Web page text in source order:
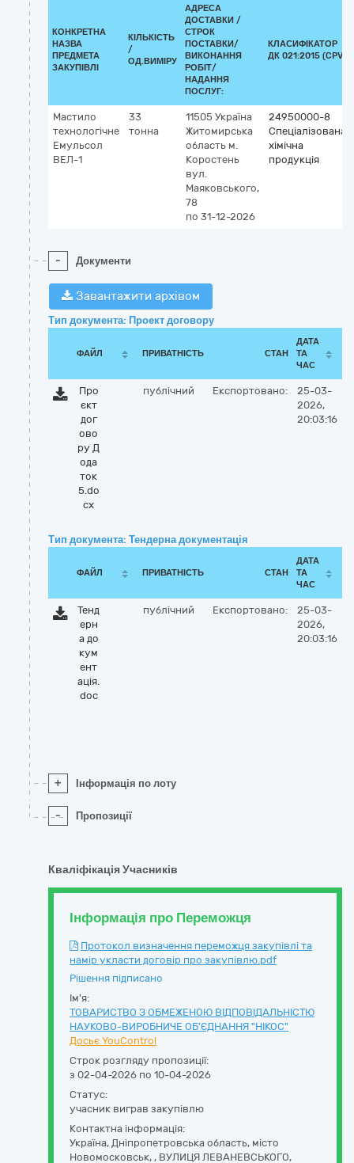
КОНКРЕТНА
НАЗВА
ПРЕДМЕТА
ЗАКУПІВЛІ
КІЛЬКІСТЬ
/
ОД.ВИМІРУ
АДРЕСА
ДОСТАВКИ /
СТРОК
ПОСТАВКИ/
ВИКОНАННЯ
РОБІТ/
НАДАННЯ
ПОСЛУГ:
КЛАСИФІКАТОР
ДК 021:2015 (CPV)
Мастило
технологічне
Емульсол
ВЕЛ-1
33
тонна
11505 Україна
Житомирська
область м.
Коростень
вул.
Маяковського,
78
по 31-12-2026
24950000-8
Спеціалізована
хімічна
продукція
- Документи
Завантажити архівом
Тип документа: Проект договору
ФАЙЛ ПРИВАТНІСТЬ СТАН
ДАТА
ТА
ЧАС
Про
єкт
дог
ово
ру Д
ода
ток
5.do
cx
публічний Експортовано:
25-03-
2026,
20:03:16
Тип документа: Тендерна документація
ФАЙЛ ПРИВАТНІСТЬ СТАН
ДАТА
ТА
ЧАС
Тенд
ерн
а до
кум
ент
ація.
doc
публічний Експортовано:
25-03-
2026,
20:03:16
+ Інформація по лоту
- Пропозиції
Кваліфікація Учасників
Інформація про Переможця
Протокол визначення переможця закупівлі та
намір укласти договір про закупівлю.pdf
Рішення підписано
Ім'я:
ТОВАРИСТВО З ОБМЕЖЕНОЮ ВІДПОВІДАЛЬНІСТЮ
НАУКОВО-ВИРОБНИЧЕ ОБ'ЄДНАННЯ "НІКОС"
Досьє YouControl
Строк розгляду пропозиції:
з 02-04-2026 по 10-04-2026
Статус:
учасник виграв закупівлю
Контактна інформація:
Україна, Дніпропетровська область, місто
Новомосковськ, , ВУЛИЦЯ ЛЕВАНЕВСЬКОГО,